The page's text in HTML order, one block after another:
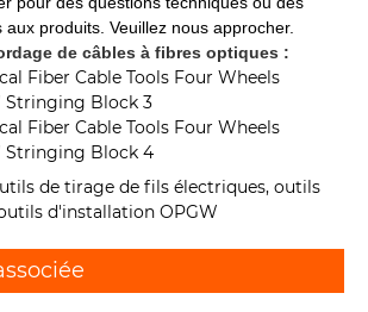
produits. Veuillez nous approcher.
de câbles à fibres optiques :
de tirage de fils électriques, outils
d'installation OPGW